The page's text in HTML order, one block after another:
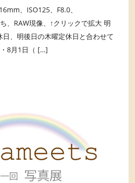
、ISO125、F8.0、
、RAW現像、↑クリックで拡大 明
日、明後日の木曜定休日と合わせて
8月1日（ […]